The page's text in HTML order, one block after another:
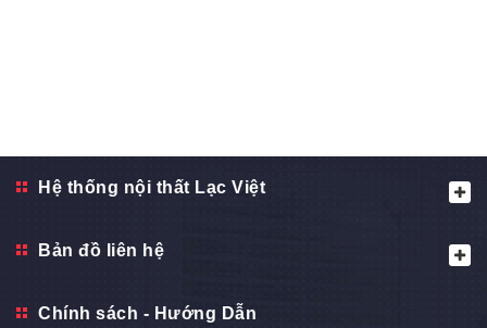
Hệ thống nội thất Lạc Việt
Bản đồ liên hệ
Chính sách - Hướng Dẫn